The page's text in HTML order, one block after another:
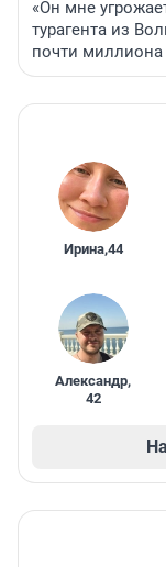
«Он мне
турагента из
почти миллиона
Ирина,44
Александр,
42